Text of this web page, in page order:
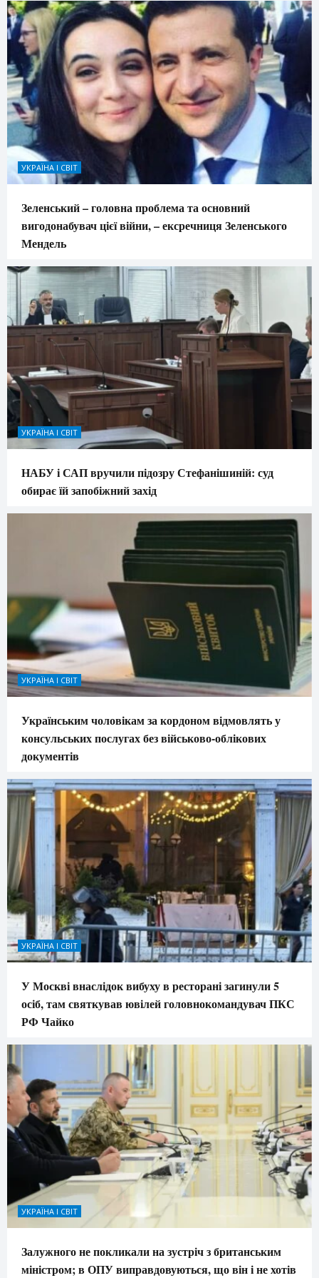
УКРАЇНА І СВІТ
Зеленський – головна проблема та основний
вигодонабувач цієї війни, – ексречниця Зеленського
Мендель
УКРАЇНА І СВІТ
НАБУ і САП вручили підозру Стефанішиній: суд
обирає їй запобіжний захід
УКРАЇНА І СВІТ
Українським чоловікам за кордоном відмовлять у
консульських послугах без військово-облікових
документів
УКРАЇНА І СВІТ
У Москві внаслідок вибуху в ресторані загинули 5
осіб, там святкував ювілей головнокомандувач ПКС
РФ Чайко
УКРАЇНА І СВІТ
Залужного не покликали на зустріч з британським
міністром; в ОПУ виправдовуються, що він і не хотів